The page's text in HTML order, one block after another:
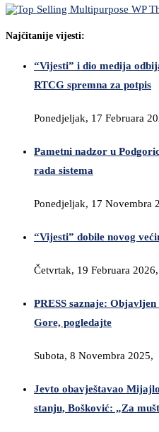
Najčitanije vijesti:
“Vijesti” i dio medija
RTCG spremna za potpis
Ponedjeljak, 17 Februara
Pametni nadzor u
rada sistema
Ponedjeljak, 17 Novembra
“Vijesti” dobile novog
Četvrtak, 19 Februara 2026,
PRESS saznaje:
Gore, pogledajte
Subota, 8 Novembra 2025,
Jevto obavještavao
stanju, Bošković: „Za